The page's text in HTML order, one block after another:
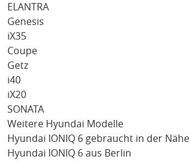
ELANTRA
Genesis
iX35
Coupe
Getz
i40
iX20
SONATA
Weitere Hyundai Modelle
Hyundai IONIQ 6 gebraucht in der Nähe
Hyundai IONIQ 6 aus Berlin